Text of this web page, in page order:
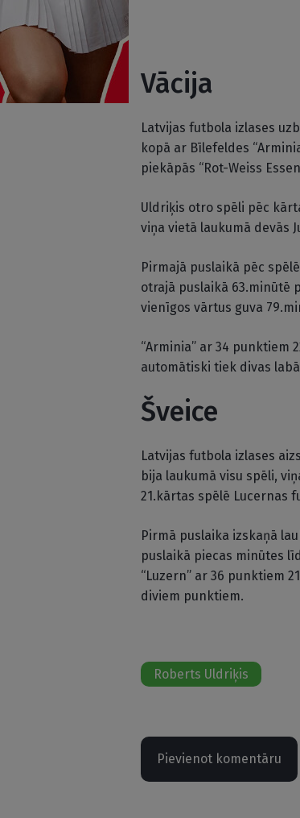
Vācija
Latvijas futbola izlases
kopā ar Bīlefeldes
piekāpās “Rot-Weiss
Uldriķis otro spēli pēc
viņa vietā laukumā devās
Pirmajā puslaikā pēc
otrajā puslaikā 63.minūtē
vienīgos vārtus guva
“Arminia” ar 34 punktiem
automātiski tiek divas
Šveice
Latvijas futbola izlases
bija laukumā visu spēli,
21.kārtas spēlē Lucernas
Pirmā puslaika izskaņā
puslaikā piecas minūtes
“Luzern” ar 36 punktiem
diviem punktiem.
Roberts Uldriķis
Pievienot komentāru